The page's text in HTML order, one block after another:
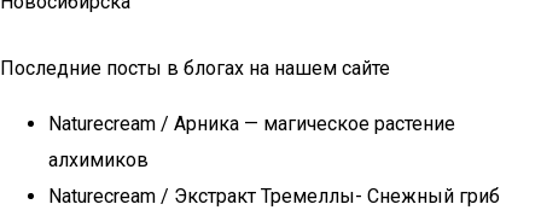
Последние посты в блогах на нашем сайте
Naturecream / Арника — магическое растение
алхимиков
Naturecream / Экстракт Тремеллы- Снежный гриб